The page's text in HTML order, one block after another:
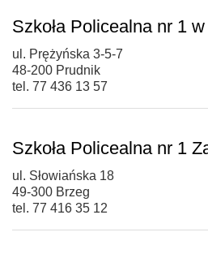
Szkoła Policealna nr 1
ul. Prężyńska 3-5-7
48-200 Prudnik
tel. 77 436 13 57
Szkoła Policealna nr 1
ul. Słowiańska 18
49-300 Brzeg
tel. 77 416 35 12